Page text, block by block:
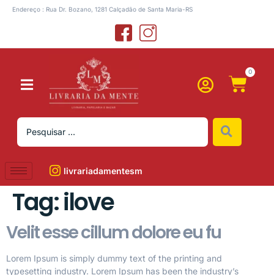
Endereço : Rua Dr. Bozano, 1281 Calçadão de Santa Maria-RS
0
livrariadamentesm
Tag:ilove
Velit esse cillum dolore eu fu
Lorem Ipsum is simply dummy text of the printing and
typesetting industry. Lorem Ipsum has been the industry’s